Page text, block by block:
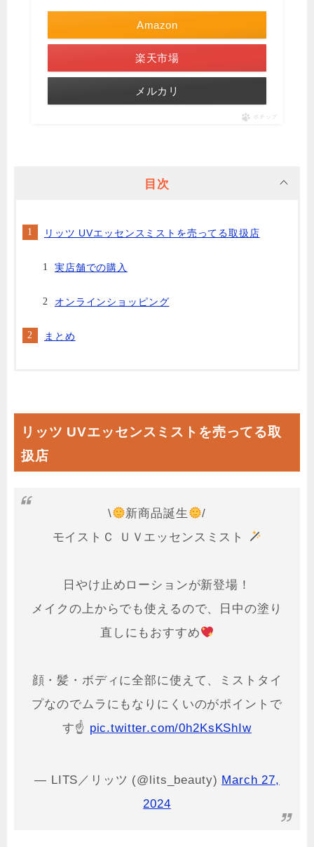
Amazon
楽天市場
メルカリ
ポチップ
目次
リッツ UVエッセンスミストを売ってる取扱店
実店舗での購入
オンラインショッピング
まとめ
リッツ UVエッセンスミストを売ってる取
扱店
\ 新商品誕生
/
モイストＣ ＵＶエッセンスミスト
日やけ止めローションが新登場！
メイクの上からでも使えるので、日中の塗り
直しにもおすすめ
顔・髪・ボディに全部に使えて、ミストタイ
プなのでムラにもなりにくいのがポイントで
す☝️ pic.twitter.com/0h2KsKShIw
— LITS／リッツ (@lits_beauty) March 27,
2024